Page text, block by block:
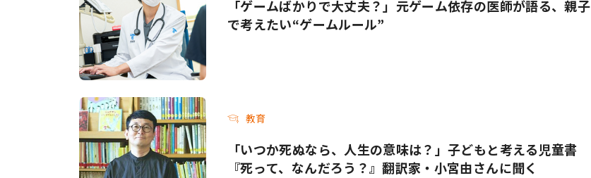
「ゲームばかりで大丈夫？」元ゲーム依存の医師が語る、親子
で考えたい“ゲームルール”
教育
「いつか死ぬなら、人生の意味は？」子どもと考える児童書
『死って、なんだろう？』翻訳家・小宮由さんに聞く